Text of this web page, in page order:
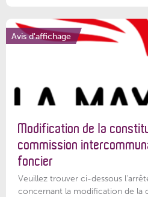
Avis d'affichage
Modification de la
commission
foncier
Veuillez trouver ci-dessous
concernant la modification de la